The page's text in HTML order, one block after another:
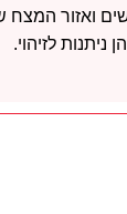
ואזור המצח
לזיהוי.